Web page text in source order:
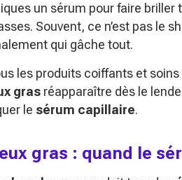
un sérum pour faire
Souvent, ce n’est pas le
qui gâche tout.
les produits coiffants et
gras réapparaître dès le
le sérum capillaire.
gras : quand le